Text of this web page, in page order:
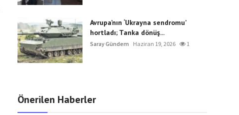
Avrupa’nın ‘Ukrayna sendromu’
hortladı; Tanka dönüş...
Saray Gündem Haziran 19, 2026 1
Önerilen Haberler